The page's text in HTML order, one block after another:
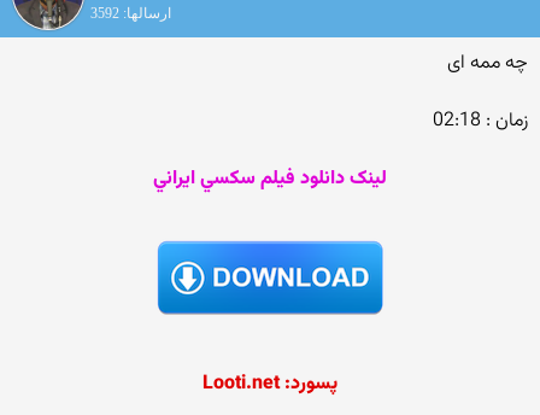
ارسالها: 3592
چه ممه ای
زمان : 02:18
لينک دانلود فيلم سکسي ايراني
پسورد: Looti.net